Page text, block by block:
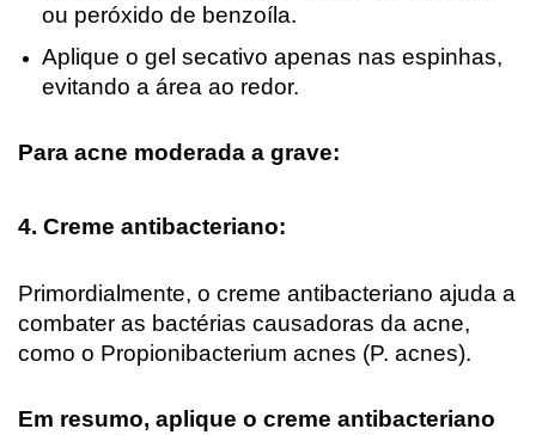
ou peróxido de benzoíla.
Aplique o gel secativo apenas nas espinhas,
evitando a área ao redor.
Para acne moderada a grave:
4. Creme antibacteriano:
Primordialmente, o creme antibacteriano ajuda a
combater as bactérias causadoras da acne,
como o Propionibacterium acnes (P. acnes).
Em resumo, aplique o creme antibacteriano